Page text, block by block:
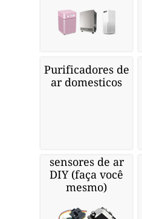
Purificadores de
ar domesticos
sensores de ar
DIY (faça você
mesmo)